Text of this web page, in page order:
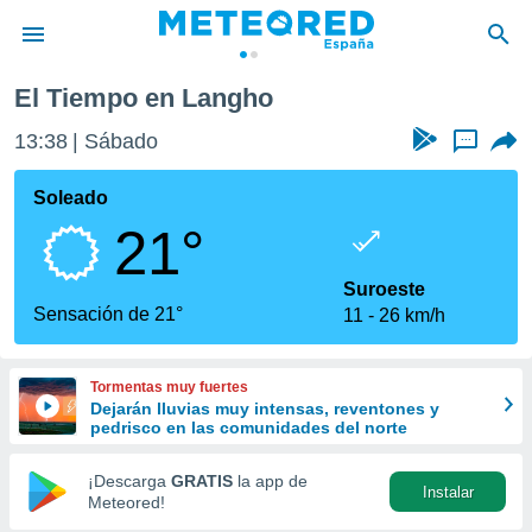
de
por
que se
calidad.
a este
las
y
forma
digital
basada
El Tiempo en Langho
13:39 Sábado ...
Soleado
21°
Sensación de 21°
Suroeste
11
26 km/h
Tormentas muy fuertes
Dejarán lluvias muy intensas, reventones y
pedrisco en las comunidades del norte
¡Descarga GRATIS la app de
Meteored!
Instalar